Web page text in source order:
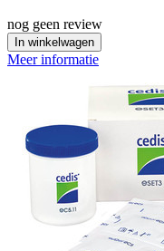
nog geen review
In winkelwagen
Meer informatie